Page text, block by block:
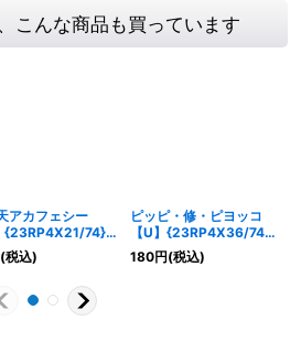
こんな商品も買っています
アカフェシー
{23RP4X21/74}
(税込)
ピッピ・修・ピヨッコ
【U】{23RP4X36/74}
《火》
180円(税込)